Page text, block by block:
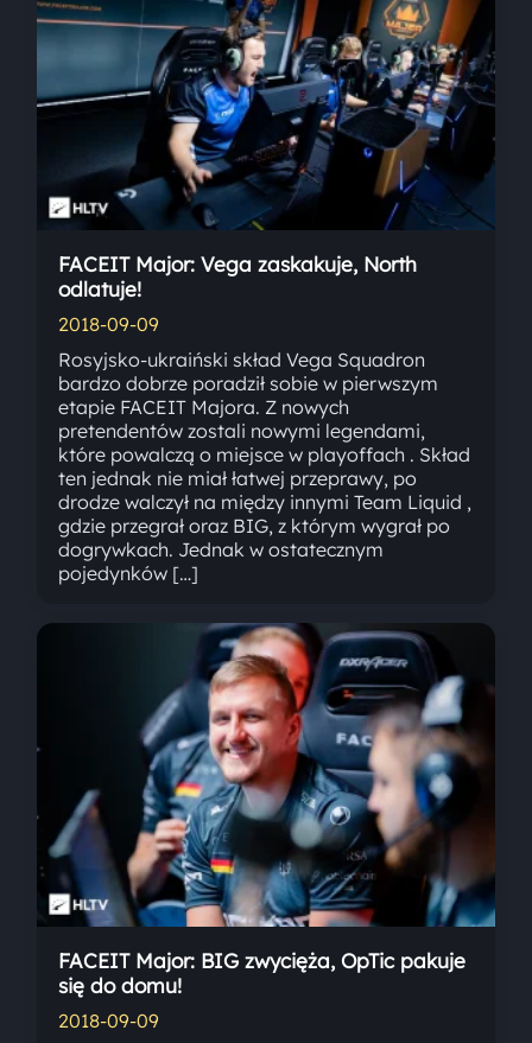
FACEIT Major: Vega zaskakuje, North
odlatuje!
2018-09-09
Rosyjsko-ukraiński skład Vega Squadron
bardzo dobrze poradził sobie w pierwszym
etapie FACEIT Majora. Z nowych
pretendentów zostali nowymi legendami,
które powalczą o miejsce w playoffach . Skład
ten jednak nie miał łatwej przeprawy, po
drodze walczył na między innymi Team Liquid ,
gdzie przegrał oraz BIG, z którym wygrał po
dogrywkach. Jednak w ostatecznym
pojedynków […]
FACEIT Major: BIG zwycięża, OpTic pakuje
się do domu!
2018-09-09